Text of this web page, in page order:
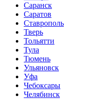
Саранск
Саратов
Ставрополь
Тверь
Тольятти
Тула
Тюмень
Ульяновск
Уфа
Чебоксары
Челябинск